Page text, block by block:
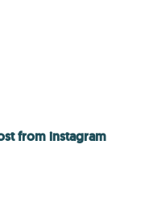
from instagram